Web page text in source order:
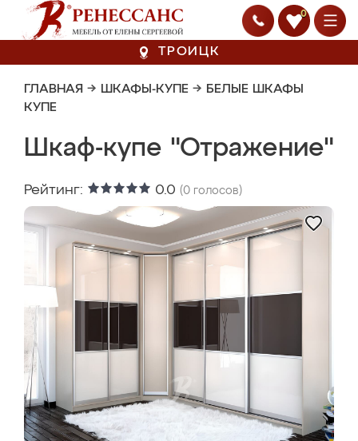
0
ТРОИЦК
ГЛАВНАЯ → ШКАФЫ-КУПЕ → БЕЛЫЕ ШКАФЫ
КУПЕ
Шкаф-купе "Отражение"
Рейтинг: 0.0 (0 голосов)